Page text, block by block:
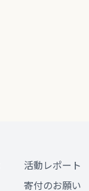
活動レポート
寄付のお願い